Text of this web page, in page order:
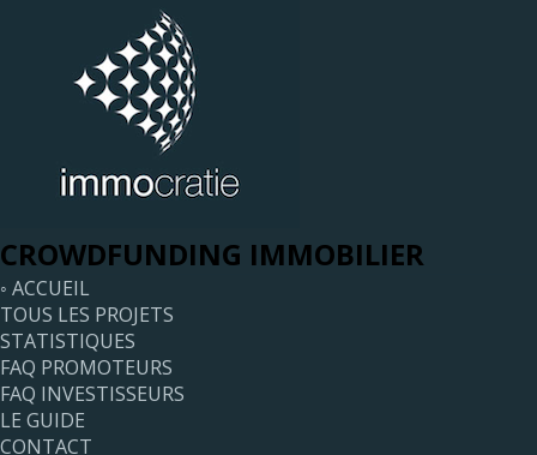
CROWDFUNDING IMMOBILIER
◦ ACCUEIL
TOUS LES PROJETS
STATISTIQUES
FAQ PROMOTEURS
FAQ INVESTISSEURS
LE GUIDE
CONTACT